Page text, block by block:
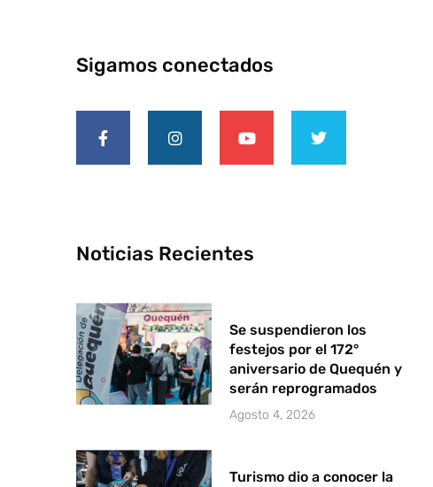
Sigamos conectados
Noticias Recientes
Se suspendieron los
festejos por el 172°
aniversario de Quequén y
serán reprogramados
Agosto 4, 2026
Turismo dio a conocer la